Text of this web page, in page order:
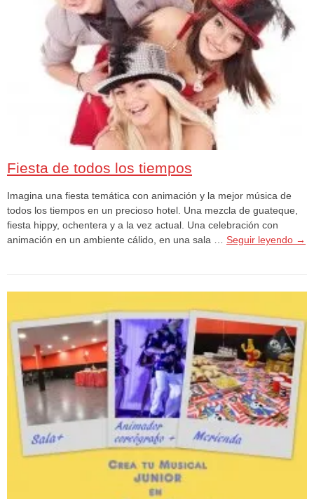
Fiesta de todos los tiempos
Imagina una fiesta temática con animación y la mejor música de
todos los tiempos en un precioso hotel. Una mezcla de guateque,
fiesta hippy, ochentera y a la vez actual. Una celebración con
animación en un ambiente cálido, en una sala … Seguir leyendo →